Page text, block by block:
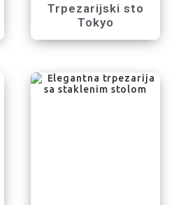
Trpezarijski sto
Tokyo